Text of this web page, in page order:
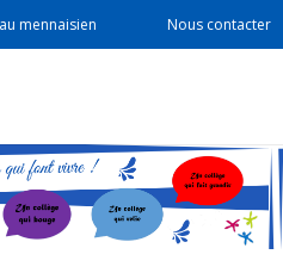
mennaisien Nous contacter